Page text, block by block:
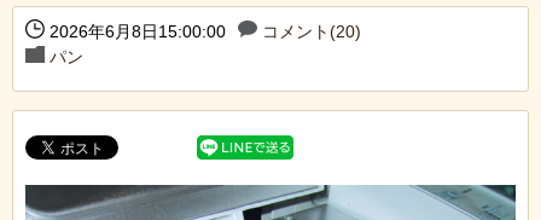
2026年6月8日15:00:00
コメント(20)
パン